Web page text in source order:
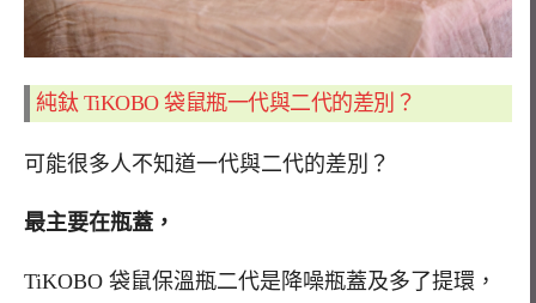
純鈦 TiKOBO 袋鼠瓶一代與二代的差別？
可能很多人不知道一代與二代的差別？
最主要在瓶蓋，
TiKOBO 袋鼠保溫瓶二代是降噪瓶蓋及多了提環，